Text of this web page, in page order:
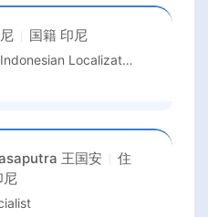
国籍 印尼
Honkai: Star Rail Indonesian Localization Team Lead
王国安
住
尼